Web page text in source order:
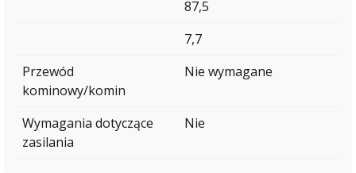
87,5
7,7
Przewód
kominowy/komin
Nie wymagane
Wymagania dotyczące
zasilania
Nie